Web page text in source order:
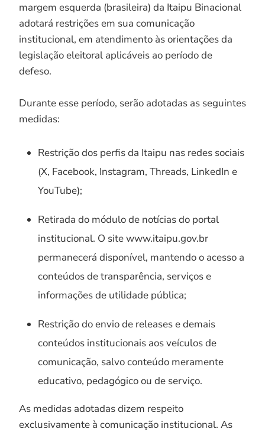
margem esquerda (brasileira) da Itaipu Binacional
adotará restrições em sua comunicação
institucional, em atendimento às orientações da
legislação eleitoral aplicáveis ao período de
defeso.
Durante esse período, serão adotadas as seguintes
medidas:
Restrição dos perfis da Itaipu nas redes sociais
(X, Facebook, Instagram, Threads, LinkedIn e
YouTube);
Retirada do módulo de notícias do portal
institucional. O site www.itaipu.gov.br
permanecerá disponível, mantendo o acesso a
conteúdos de transparência, serviços e
informações de utilidade pública;
Restrição do envio de releases e demais
conteúdos institucionais aos veículos de
comunicação, salvo conteúdo meramente
educativo, pedagógico ou de serviço.
As medidas adotadas dizem respeito
exclusivamente à comunicação institucional. As